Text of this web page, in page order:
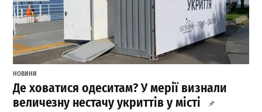
НОВИНИ
Де ховатися одеситам? У мерії визнали
величезну нестачу укриттів у місті